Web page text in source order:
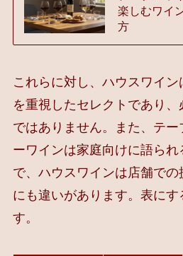
楽しむワイ
方
これらに対し、ハウスワイン
を重視したセレクトであり
ではありません。また、テー
ーワインは家庭向けに語ら
で、ハウスワインは店舗で
にも違いがあります。表に
す。